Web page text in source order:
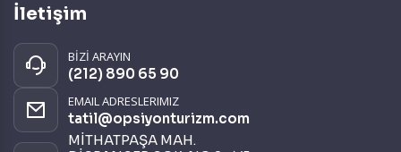
İletişim
BİZİ ARAYIN
(212) 890 65 90
EMAIL ADRESLERIMIZ
tatil@opsiyonturizm.com
MİTHATPAŞA MAH.